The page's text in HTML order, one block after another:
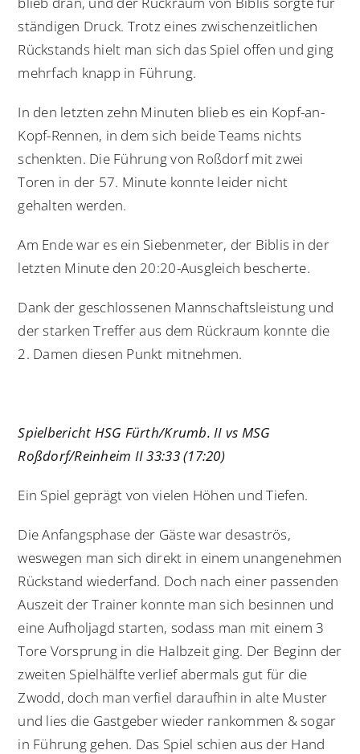
ständigen Druck. Trotz eines zwischenzeitlichen
Rückstands hielt man sich das Spiel offen und ging
mehrfach knapp in Führung.
In den letzten zehn Minuten blieb es ein Kopf-an-
Kopf-Rennen, in dem sich beide Teams nichts
schenkten. Die Führung von Roßdorf mit zwei
Toren in der 57. Minute konnte leider nicht
gehalten werden.
Am Ende war es ein Siebenmeter, der Biblis in der
letzten Minute den 20:20-Ausgleich bescherte.
Dank der geschlossenen Mannschaftsleistung und
der starken Treffer aus dem Rückraum konnte die
2. Damen diesen Punkt mitnehmen.
Spielbericht HSG Fürth/Krumb. II vs MSG
Roßdorf/Reinheim II 33:33 (17:20)
Ein Spiel geprägt von vielen Höhen und Tiefen.
Die Anfangsphase der Gäste war desaströs,
weswegen man sich direkt in einem unangenehmen
Rückstand wiederfand. Doch nach einer passenden
Auszeit der Trainer konnte man sich besinnen und
eine Aufholjagd starten, sodass man mit einem 3
Tore Vorsprung in die Halbzeit ging. Der Beginn der
zweiten Spielhälfte verlief abermals gut für die
Zwodd, doch man verfiel daraufhin in alte Muster
und lies die Gastgeber wieder rankommen & sogar
in Führung gehen. Das Spiel schien aus der Hand